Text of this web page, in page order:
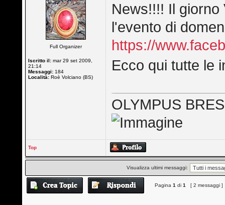
Full Organizer
Iscritto il: mar 29 set 2009,
21:14
Messaggi: 184
Località: Roè Volciano (BS)
News!!!! Il
l'evento di
https://
Ecco qui tutte le
OLYMPUS
Top
Visualizza ultimi messaggi:
Pagina1 di1 [ 2 messaggi ]